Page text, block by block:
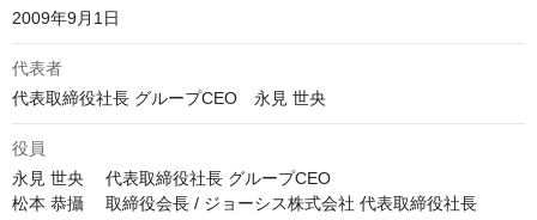
2009年9月1日
代表者
代表取締役社長 グループCEO　永見 世央
役員
永見 世央 　代表取締役社長 グループCEO
松本 恭攝 　取締役会長 / ジョーシス株式会社 代表取締役社長